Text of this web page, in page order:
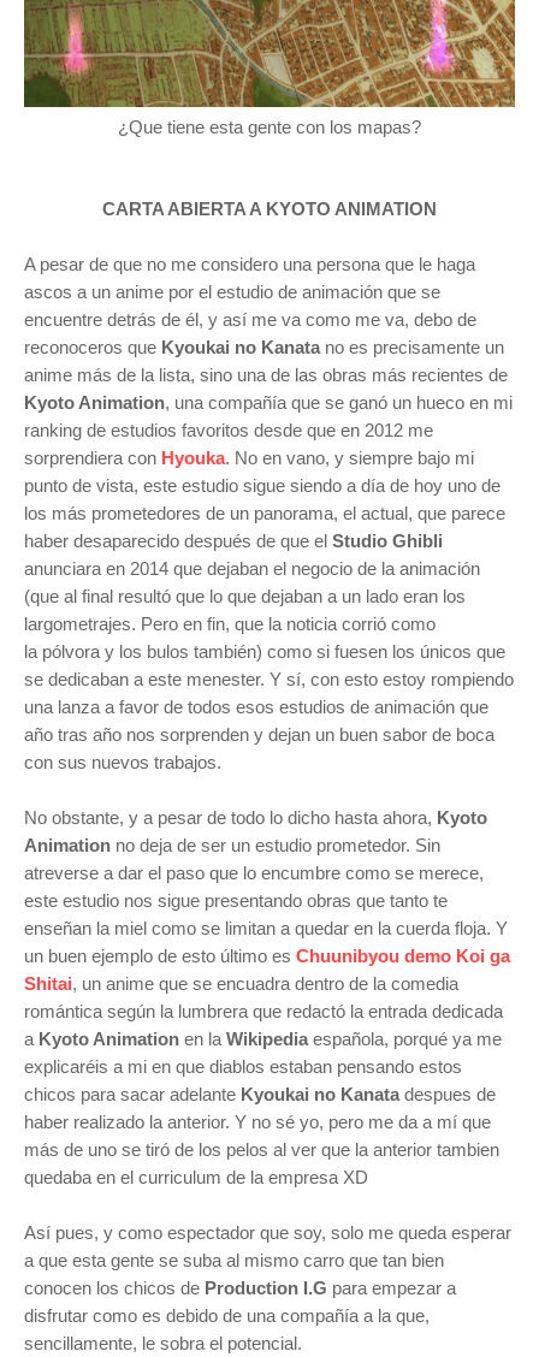
¿Que tiene esta gente con los mapas?
CARTA ABIERTA A KYOTO ANIMATION
A pesar de que no me considero una persona que le haga
ascos a un anime por el estudio de animación que se
encuentre detrás de él, y así me va como me va, debo de
reconoceros que Kyoukai no Kanata no es precisamente un
anime más de la lista, sino una de las obras más recientes de
Kyoto Animation, una compañía que se ganó un hueco en mi
ranking de estudios favoritos desde que en 2012 me
sorprendiera con Hyouka. No en vano, y siempre bajo mi
punto de vista, este estudio sigue siendo a día de hoy uno de
los más prometedores de un panorama, el actual, que parece
haber desaparecido después de que el Studio Ghibli
anunciara en 2014 que dejaban el negocio de la animación
(que al final resultó que lo que dejaban a un lado eran los
largometrajes. Pero en fin, que la noticia corrió como
la pólvora y los bulos también) como si fuesen los únicos que
se dedicaban a este menester. Y sí, con esto estoy rompiendo
una lanza a favor de todos esos estudios de animación que
año tras año nos sorprenden y dejan un buen sabor de boca
con sus nuevos trabajos.
No obstante, y a pesar de todo lo dicho hasta ahora, Kyoto
Animation no deja de ser un estudio prometedor. Sin
atreverse a dar el paso que lo encumbre como se merece,
este estudio nos sigue presentando obras que tanto te
enseñan la miel como se limitan a quedar en la cuerda floja. Y
un buen ejemplo de esto último es Chuunibyou demo Koi ga
Shitai, un anime que se encuadra dentro de la comedia
romántica según la lumbrera que redactó la entrada dedicada
a Kyoto Animation en la Wikipedia española, porqué ya me
explicaréis a mi en que diablos estaban pensando estos
chicos para sacar adelante Kyoukai no Kanata despues de
haber realizado la anterior. Y no sé yo, pero me da a mí que
más de uno se tiró de los pelos al ver que la anterior tambien
quedaba en el curriculum de la empresa XD
Así pues, y como espectador que soy, solo me queda esperar
a que esta gente se suba al mismo carro que tan bien
conocen los chicos de Production I.G para empezar a
disfrutar como es debido de una compañía a la que,
sencillamente, le sobra el potencial.